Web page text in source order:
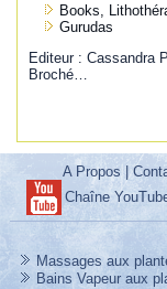
Books,
Gurudas
Editeur : Cassandra
Broché…
A Propos |
Chaîne
Massages aux
Bains Vapeur aux